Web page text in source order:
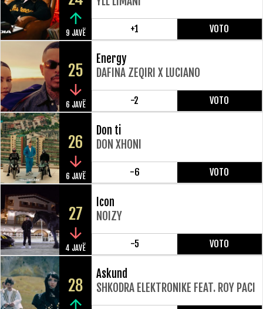
9 JAVË +1 VOTO
25
6 JAVË
Energy
DAFINA ZEQIRI X LUCIANO
-2 VOTO
26
6 JAVË
Don ti
DON XHONI
-6 VOTO
27
4 JAVË
Icon
NOIZY
-5 VOTO
28
Askund
SHKODRA ELEKTRONIKE FEAT. ROY PACI